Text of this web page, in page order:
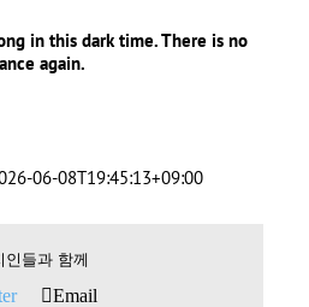
in this dark time.There is no
again.
06-08T19:45:13+09:00
인들과 함께
Email